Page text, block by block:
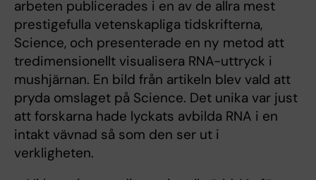
arbeten publicerades i en av de allra mest
prestigefulla vetenskapliga tidskrifterna,
Science, och presenterade en ny metod att
tredimensionellt visualisera RNA-uttryck i
mushjärnan. En bild från artikeln blev vald att
pryda omslaget på Science. Det unika var just
att forskarna hade lyckats avbilda RNA i en
intakt vävnad så som den ser ut i
verkligheten.